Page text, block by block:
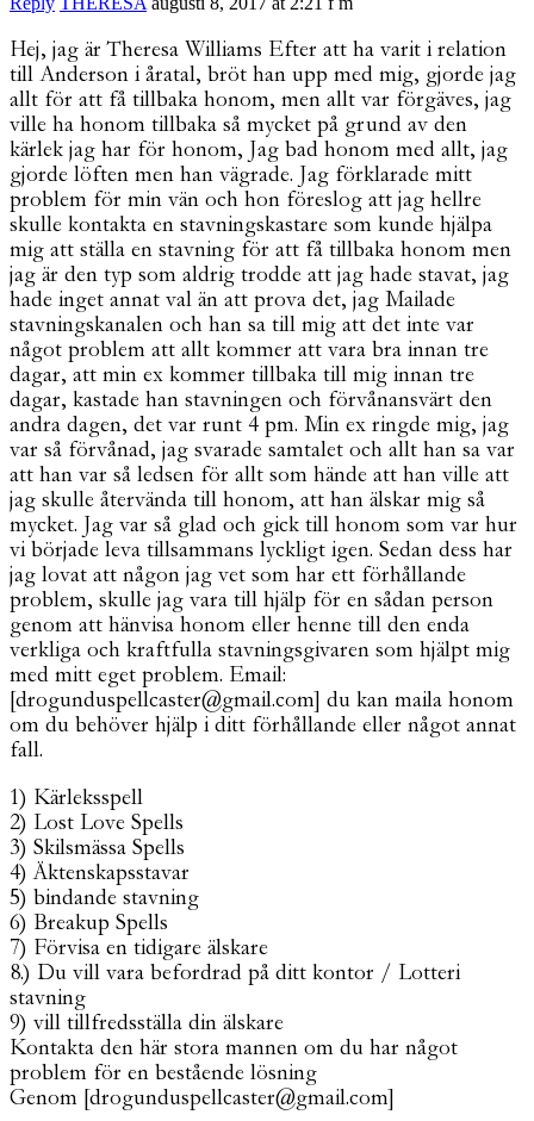
Hej, jag är Theresa Williams Efter att ha varit i relation
till Anderson i åratal, bröt han upp med mig, gjorde jag
allt för att få tillbaka honom, men allt var förgäves, jag
ville ha honom tillbaka så mycket på grund av den
kärlek jag har för honom, Jag bad honom med allt, jag
gjorde löften men han vägrade. Jag förklarade mitt
problem för min vän och hon föreslog att jag hellre
skulle kontakta en stavningskastare som kunde hjälpa
mig att ställa en stavning för att få tillbaka honom men
jag är den typ som aldrig trodde att jag hade stavat, jag
hade inget annat val än att prova det, jag Mailade
stavningskanalen och han sa till mig att det inte var
något problem att allt kommer att vara bra innan tre
dagar, att min ex kommer tillbaka till mig innan tre
dagar, kastade han stavningen och förvånansvärt den
andra dagen, det var runt 4 pm. Min ex ringde mig, jag
var så förvånad, jag svarade samtalet och allt han sa var
att han var så ledsen för allt som hände att han ville att
jag skulle återvända till honom, att han älskar mig så
mycket. Jag var så glad och gick till honom som var hur
vi började leva tillsammans lyckligt igen. Sedan dess har
jag lovat att någon jag vet som har ett förhållande
problem, skulle jag vara till hjälp för en sådan person
genom att hänvisa honom eller henne till den enda
verkliga och kraftfulla stavningsgivaren som hjälpt mig
med mitt eget problem. Email:
[drogunduspellcaster@gmail.com] du kan maila honom
om du behöver hjälp i ditt förhållande eller något annat
fall.
1) Kärleksspell
2) Lost Love Spells
3) Skilsmässa Spells
4) Äktenskapsstavar
5) bindande stavning
6) Breakup Spells
7) Förvisa en tidigare älskare
8.) Du vill vara befordrad på ditt kontor / Lotteri
stavning
9) vill tillfredsställa din älskare
Kontakta den här stora mannen om du har något
problem för en bestående lösning
Genom [drogunduspellcaster@gmail.com]